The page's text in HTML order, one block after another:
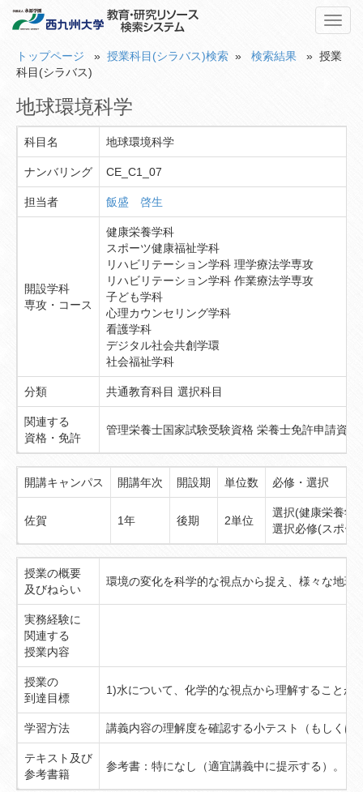
トップページ » 授業科目(シラバス)検索 » 検索結果 » 授業
科目(シラバス)
地球環境科学
科目名 地球環境科学
ナンバリング CE_C1_07
担当者 飯盛 啓生
開設学科
専攻・コース
健康栄養学科
スポーツ健康福祉学科
リハビリテーション学科 理学療法学専攻
リハビリテーション学科 作業療法学専攻
子ども学科
心理カウンセリング学科
看護学科
デジタル社会共創学環
社会福祉学科
分類 共通教育科目 選択科目
関連する
資格・免許
管理栄養士国家試験受験資格 栄養士免許申請資格
開講キャンパス 開講年次 開設期 単位数 必修・選択
佐賀 1年 後期 2単位
選択(健康栄養学
選択必修(スポー
授業の概要
及びねらい
環境の変化を科学的な視点から捉え、様々な地
実務経験に
関連する
授業内容
授業の
到達目標
1)水について、化学的な視点から理解すること
学習方法 講義内容の理解度を確認する小テスト（もしくは
テキスト及び
参考書籍
参考書：特になし（適宜講義中に提示する）。